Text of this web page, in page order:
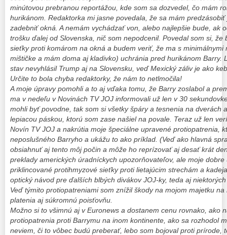
minútovou prebranou reportážou, kde som sa dozvedel, čo mám
hurikánom. Redaktorka mi jasne povedala, že sa mám
zadebniť okná. A nemám vychádzať von, alebo najlepšie bude, ak
trošku ďalej od Slovenska, nič som nepodcenil. Povedal som si, že
sieťky proti komárom na okná a budem veriť, že ma s minimálnymi
mištičke a mám doma aj kladivko) uchránia pred hurikánom Barry.
stav nevyhlásil Trump aj na Slovensku, veď Mexický záliv je ako
Určite to bola chyba redaktorky, že nám to netlmočila!
A moje úpravy pomohli a to aj vďaka tomu, že Barry zoslabol a
ma v nedeľu v Novinách TV JOJ informovali už len v 30
mohli byť povodne, tak som si všetky špáry a tesnenia na dverách
lepiacou páskou, ktorú som zase našiel na povale. Teraz už len
Novín TV JOJ a nakrútia moje špeciálne upravené protiopatrenia,
neposlušného Barryho a ukážu to ako príklad. (Veď ako hlavná
obsiahnuť aj tento môj počin a môže ho reprízovať aj desať krát
preklady amerických úradníckych upozorňovateľov, ale moje
priklincované protihmyzové sieťky proti lietajúcim strechám a
optický návod pre ďalších blbých divákov JOJ-ky, teda aj
Veď týmito protiopatreniami som znížil škody na mojom majetku
platenia aj súkromnú poisťovňu.
Možno si to všimnú aj v Euronews a dostanem cenu rovnako, ako
protiopatrenia proti Barrymu na inom kontinente, ako sa rozhodol
neviem, či to vôbec budú preberať, lebo som bojoval proti prírode,